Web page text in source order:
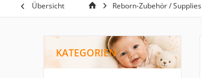
Übersicht Reborn-Zubehör / Supplies
KATEGORIEN